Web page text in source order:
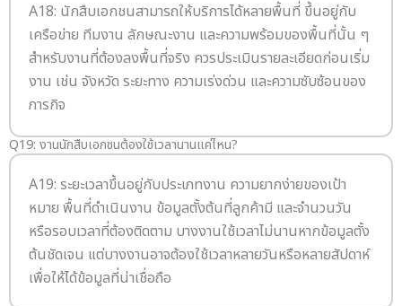
A18: นักสืบเอกชนสามารถให้บริการได้หลายพื้นที่ ขึ้นอยู่กับ
เครือข่าย ทีมงาน ลักษณะงาน และความพร้อมของพื้นที่นั้น ๆ
สำหรับงานที่ต้องลงพื้นที่จริง ควรประเมินรายละเอียดก่อนเริ่ม
งาน เช่น จังหวัด ระยะทาง ความเร่งด่วน และความซับซ้อนของ
ภารกิจ
Q19: งานนักสืบเอกชนต้องใช้เวลานานแค่ไหน?
A19: ระยะเวลาขึ้นอยู่กับประเภทงาน ความยากง่ายของเป้า
หมาย พื้นที่ดำเนินงาน ข้อมูลตั้งต้นที่ลูกค้ามี และจำนวนวัน
หรือรอบเวลาที่ต้องติดตาม บางงานใช้เวลาไม่นานหากข้อมูลตั้ง
ต้นชัดเจน แต่บางงานอาจต้องใช้เวลาหลายวันหรือหลายสัปดาห์
เพื่อให้ได้ข้อมูลที่น่าเชื่อถือ